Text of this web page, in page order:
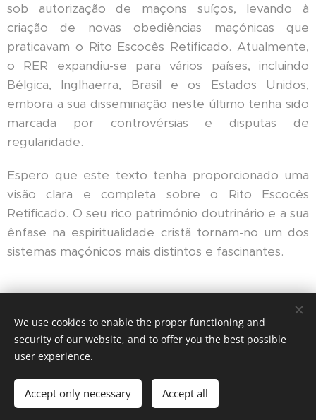
sob autorização de maçons suíços, levando à
criação de novas obediências maçónicas que
praticavam o Rito Escocês Retificado. Atualmente,
o RER expandiu-se para vários países, incluindo
Bélgica, Inglhaerra, Brasil e os Estados Unidos,
embora a sua disseminação neste último tenha sido
marcada por controvérsias e disputas de
regularidade.
Espero que este texto tenha proporcionado uma
visão clara e completa sobre o Rito Escocês
Retificado. O seu rico património doutrinário e a sua
ênfase na espiritualidade cristã tornam-no um dos
sistemas maçónicos mais distintos e fascinantes.
© 2025 Mary's beauty & lifestyle blog. All rights reserved.
Cookies
We use cookies to enable the proper functioning and
security of our website, and to offer you the best possible
user experience.
Accept only necessary Accept all